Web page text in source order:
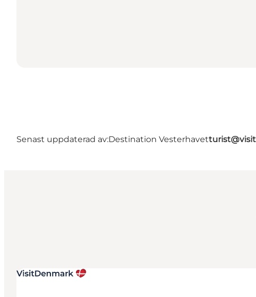
Senast uppdaterad av:Destination Vesterhavet